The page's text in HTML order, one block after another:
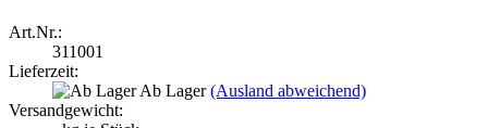
Art.Nr.:
311001
Lieferzeit:
Ab Lager(Ausland abweichend)
Versandgewicht: